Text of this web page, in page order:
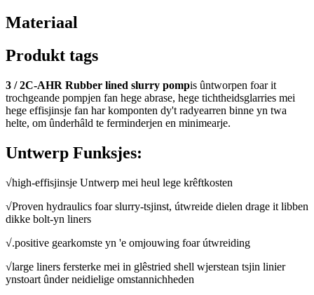
Materiaal
Produkt tags
3 / 2C-AHR Rubber lined slurry pompis ûntworpen foar it
trochgeande pompjen fan hege abrase, hege tichtheidsglarries mei
hege effisjinsje fan har komponten dy't radyearren binne yn twa
helte, om ûnderhâld te ferminderjen en minimearje.
Untwerp Funksjes:
√high-effisjinsje Untwerp mei heul lege krêftkosten
√Proven hydraulics foar slurry-tsjinst, útwreide dielen drage it libben
dikke bolt-yn liners
√.positive gearkomste yn 'e omjouwing foar útwreiding
√large liners fersterke mei in glêstried shell wjerstean tsjin linier
ynstoart ûnder neidielige omstannichheden